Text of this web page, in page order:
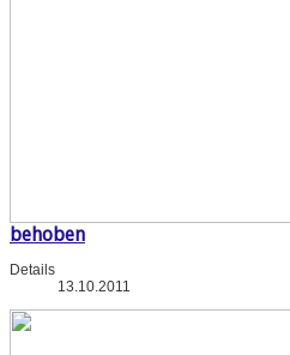
behoben
Details
13.10.2011